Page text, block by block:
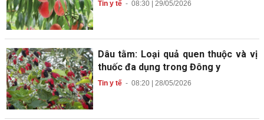
Tin y tế- 08:30 | 29/05/2026
Dâu tằm: Loại quả quen thuộc và vị
thuốc đa dụng trong Đông y
Tin y tế- 08:20 | 28/05/2026